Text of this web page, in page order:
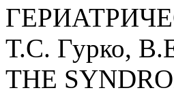
Т.С. Гурко,
THE